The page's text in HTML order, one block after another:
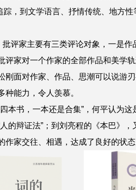
，到文学语言、抒情传统、地方
批评家主要有三类评论对象，一是
家对一个作家的全部作品和美学
面对作家、作品、思潮可以说游
能力，令人羡慕。
本书，一本还是合集”， 何平认为这
的辩证法”；到刘亮程的《本巴》
家交往、相遇，达成了良好的状态